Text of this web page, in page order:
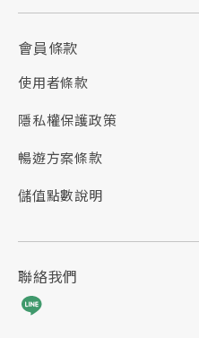
會員條款
使用者條款
隱私權保護政策
暢遊方案條款
儲值點數說明
聯絡我們